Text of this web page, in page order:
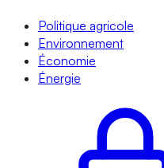
Politique agricole
Environnement
Économie
Énergie